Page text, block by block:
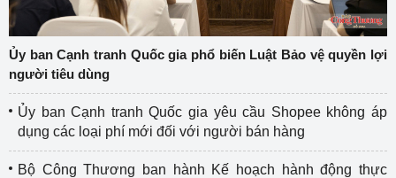
Ủy ban Cạnh tranh Quốc gia phổ biến Luật Bảo vệ quyền lợi
người tiêu dùng
Ủy ban Cạnh tranh Quốc gia yêu cầu Shopee không áp
dụng các loại phí mới đối với người bán hàng
Bộ Công Thương ban hành Kế hoạch hành động thực